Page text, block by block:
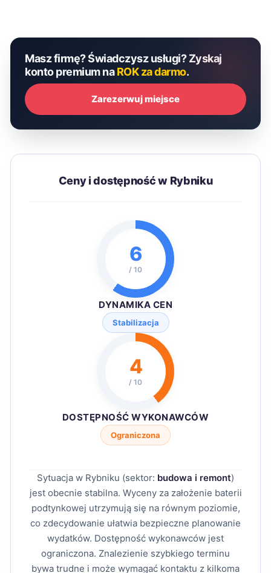
Masz firmę? Świadczysz usługi? Zyskaj
konto premium naROK za darmo.
Zarezerwuj miejsce
Ceny i dostępność w Rybniku
6
/ 10
DYNAMIKA CEN
Stabilizacja
4
/ 10
DOSTĘPNOŚĆ WYKONAWCÓW
Ograniczona
Sytuacja w Rybniku (sektor: budowa i remont)
jest obecnie stabilna. Wyceny za założenie baterii
podtynkowej utrzymują się na równym poziomie,
co zdecydowanie ułatwia bezpieczne planowanie
wydatków. Dostępność wykonawców jest
ograniczona. Znalezienie szybkiego terminu
bywa trudne i może wymagać kontaktu z kilkoma